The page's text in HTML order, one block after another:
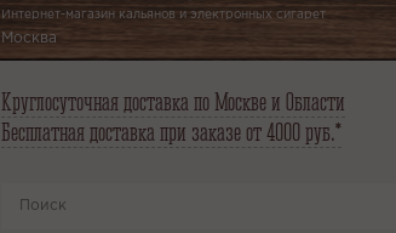
Интернет-магазин кальянов и электронных сигарет
Москва
Круглосуточная доставка по Москве и Области
Бесплатная доставка при заказе от 4000 руб.*